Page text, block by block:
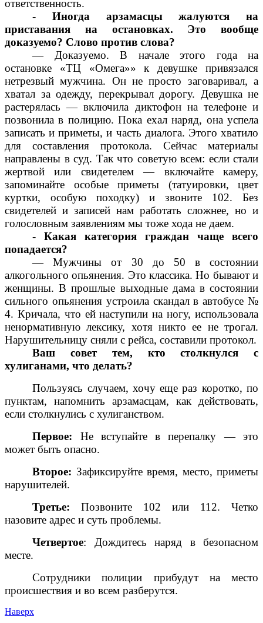
ответственность.
- Иногда арзамасцы жалуются на
приставания на остановках. Это вообще
доказуемо? Слово против слова?
— Доказуемо. В начале этого года на
остановке «ТЦ «Омега»» к девушке привязался
нетрезвый мужчина. Он не просто заговаривал, а
хватал за одежду, перекрывал дорогу. Девушка не
растерялась — включила диктофон на телефоне и
позвонила в полицию. Пока ехал наряд, она успела
записать и приметы, и часть диалога. Этого хватило
для составления протокола. Сейчас материалы
направлены в суд. Так что советую всем: если стали
жертвой или свидетелем — включайте камеру,
запоминайте особые приметы (татуировки, цвет
куртки, особую походку) и звоните 102. Без
свидетелей и записей нам работать сложнее, но и
голословным заявлениям мы тоже хода не даем.
- Какая категория граждан чаще всего
попадается?
— Мужчины от 30 до 50 в состоянии
алкогольного опьянения. Это классика. Но бывают и
женщины. В прошлые выходные дама в состоянии
сильного опьянения устроила скандал в автобусе №
4. Кричала, что ей наступили на ногу, использовала
ненормативную лексику, хотя никто ее не трогал.
Нарушительницу сняли с рейса, составили протокол.
Ваш совет тем, кто столкнулся с
хулиганами, что делать?
Пользуясь случаем, хочу еще раз коротко, по
пунктам, напомнить арзамасцам, как действовать,
если столкнулись с хулиганством.
Первое: Не вступайте в перепалку — это
может быть опасно.
Второе: Зафиксируйте время, место, приметы
нарушителей.
Третье: Позвоните 102 или 112. Четко
назовите адрес и суть проблемы.
Четвертое: Дождитесь наряд в безопасном
месте.
Сотрудники полиции прибудут на место
происшествия и во всем разберутся.
Наверх